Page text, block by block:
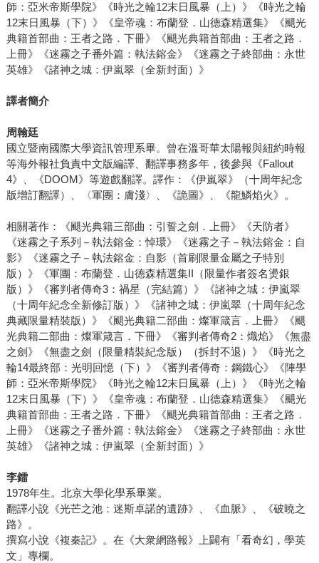
師：亞米帝斯學院》《時光之輪12末日風暴（上）》《時光之輪
12末日風暴（下）》《皇帝魂：布蘭登．山德森精選集》《颶光
典籍首部曲：王者之路．下冊》《颶光典籍首部曲：王者之路．
上冊》《迷霧之子番外篇：執法鎔金》《迷霧之子終部曲：永世
英雄》《諸神之城：伊嵐翠（全新封面）》
譯者簡介
周翰廷
國立暨南國際大學資訊管理系畢。曾在溫哥華太陽報與紐約時報
等海外報社負責中文版編譯、翻譯事務多年，後參與《Fallout
4》、《DOOM》等遊戲翻譯。譯作：《伊嵐翠》（十周年紀念
版增訂翻譯）、〈軍團：膚淺〉、《詭圖》、《龍鱗焰火》。
相關著作：《颶光典籍三部曲：引誓之劍．上冊》《天防者》
《迷霧之子系列－執法鎔金：悼環》《迷霧之子－執法鎔金：自
影》《迷霧之子－執法鎔金：自影（首刷限量金屬之子特別
版）》《軍團：布蘭登．山德森精選集II（限量作者簽名燙銀
版）》《審判者傳奇3：禍星（完結篇）》《諸神之城：伊嵐翠
（十周年紀念全新修訂版）》《諸神之城：伊嵐翠（十周年紀念
典藏限量精裝版）》《颶光典籍二部曲：燦軍箴言．上冊》《颶
光典籍二部曲：燦軍箴言．下冊》《審判者傳奇2：熾焰》《無盡
之劍》《無盡之劍（限量精裝紀念版）（拆封不退）》《時光之
輪14最終部：光明回憶（下）》《審判者傳奇：鋼鐵心》《陣學
師：亞米帝斯學院》《時光之輪12末日風暴（上）》《時光之輪
12末日風暴（下）》《皇帝魂：布蘭登．山德森精選集》《颶光
典籍首部曲：王者之路．下冊》《颶光典籍首部曲：王者之路．
上冊》《迷霧之子番外篇：執法鎔金》《迷霧之子終部曲：永世
英雄》《諸神之城：伊嵐翠（全新封面）》
李鐳
1978年生。北京大學化學系畢業。
翻譯小說《光芒之池：迷斯卓諾的遺跡》、《血脈》、《破曉之
路》。
撰寫小說《複秦記》。在《大衆網路報》上闢有「看奇幻，學英
文」專欄。